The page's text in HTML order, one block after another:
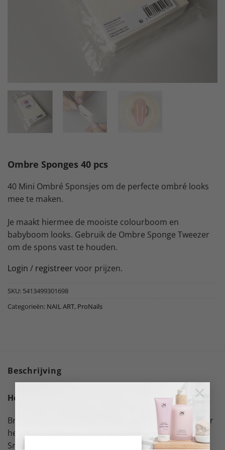
×
Ombre Sponges 40 pcs
40 Mini Ombré Sponsjes om de perfecte ombré looks
mee te maken.
Je maakt hiermee de mooiste colourboom en
babyboom looks. Gebruik de Ombre Sponge Tweezer
om de spons vast te houden.
Login / registreer voor prijzen.
SKU: 5413499301698
Categorieën: NAIL ART, ProNails
Beschrijving
Hoe te gebruiken
Breng de lichtste kleuren gel van jouw ombré aan over
het gehele nageloppervlak en hard 30FULL uit in de
Smart Light. Breng twee of drie kleuren gel aan op de